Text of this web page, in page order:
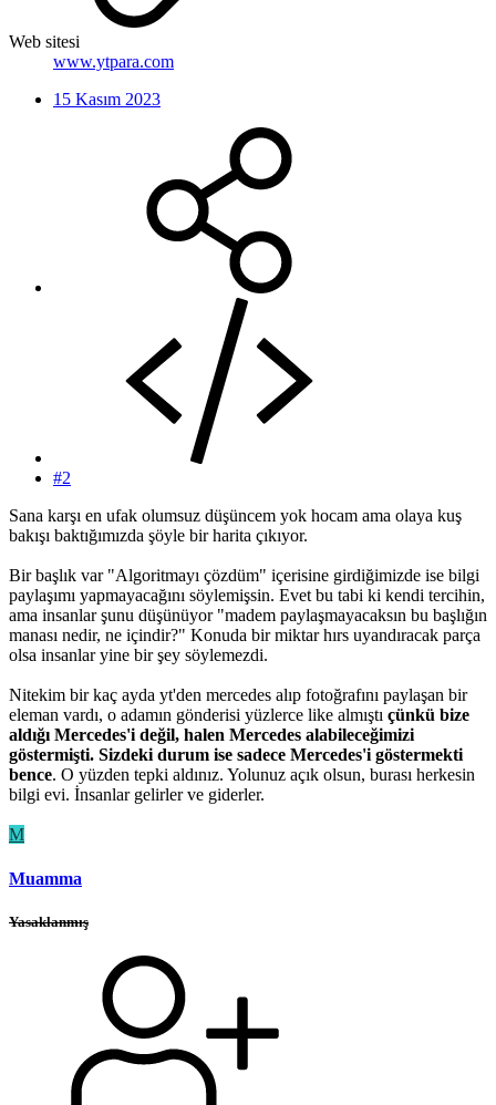
Web sitesi
www.ytpara.com
15 Kasım 2023
#2
Sana karşı en ufak olumsuz düşüncem yok hocam ama olaya kuş
bakışı baktığımızda şöyle bir harita çıkıyor.
Bir başlık var "Algoritmayı çözdüm" içerisine girdiğimizde ise bilgi
paylaşımı yapmayacağını söylemişsin. Evet bu tabi ki kendi tercihin,
ama insanlar şunu düşünüyor "madem paylaşmayacaksın bu başlığın
manası nedir, ne içindir?" Konuda bir miktar hırs uyandıracak parça
olsa insanlar yine bir şey söylemezdi.
Nitekim bir kaç ayda yt'den mercedes alıp fotoğrafını paylaşan bir
eleman vardı, o adamın gönderisi yüzlerce like almıştı çünkü bize
aldığı Mercedes'i değil, halen Mercedes alabileceğimizi
göstermişti. Sizdeki durum ise sadece Mercedes'i göstermekti
bence. O yüzden tepki aldınız. Yolunuz açık olsun, burası herkesin
bilgi evi. İnsanlar gelirler ve giderler.
M
Muamma
Yasaklanmış